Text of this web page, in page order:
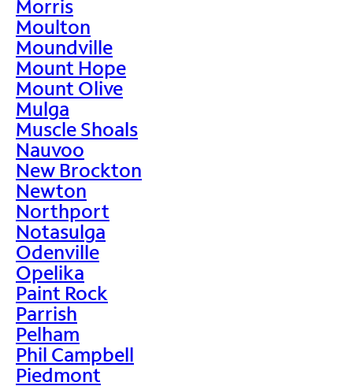
Morris
Moulton
Moundville
Mount Hope
Mount Olive
Mulga
Muscle Shoals
Nauvoo
New Brockton
Newton
Northport
Notasulga
Odenville
Opelika
Paint Rock
Parrish
Pelham
Phil Campbell
Piedmont